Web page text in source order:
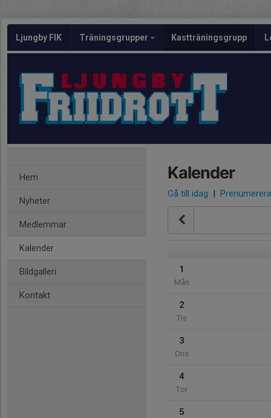
Ljungby FIK Träningsgrupper Kastträningsgrupp
Hem
Nyheter
Medlemmar
Kalender
Bildgalleri
Kontakt
Kalender
Gå till idag | Prenumerera
1
Mån
2
Tis
3
Ons
4
Tor
5